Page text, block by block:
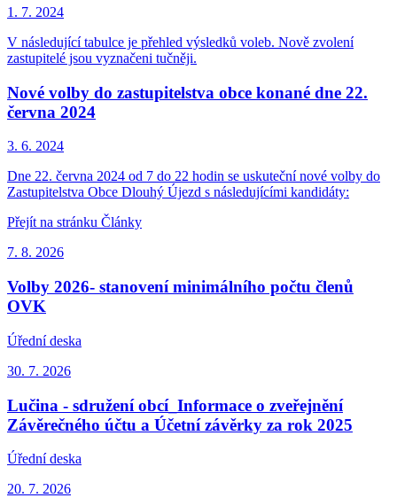
1. 7. 2024
V následující tabulce je přehled výsledků voleb. Nově zvolení
zastupitelé jsou vyznačeni tučněji.
Nové volby do zastupitelstva obce konané dne 22.
června 2024
3. 6. 2024
Dne 22. června 2024 od 7 do 22 hodin se uskuteční nové volby do
Zastupitelstva Obce Dlouhý Újezd s následujícími kandidáty:
Přejít na stránku Články
7. 8. 2026
Volby 2026- stanovení minimálního počtu členů
OVK
Úřední deska
30. 7. 2026
Lučina - sdružení obcí_Informace o zveřejnění
Závěrečného účtu a Účetní závěrky za rok 2025
Úřední deska
20. 7. 2026